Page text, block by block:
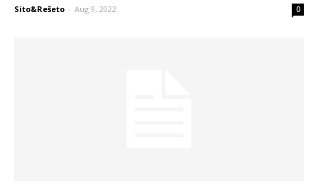
Sito&Rešeto - Aug 9, 2022 0